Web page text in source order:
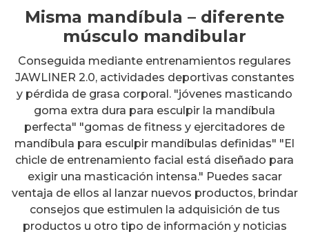
Misma mandíbula – diferente
músculo mandibular
Conseguida mediante entrenamientos regulares
JAWLINER 2.0, actividades deportivas constantes
y pérdida de grasa corporal. "jóvenes masticando
goma extra dura para esculpir la mandíbula
perfecta" "gomas de fitness y ejercitadores de
mandíbula para esculpir mandíbulas definidas" "El
chicle de entrenamiento facial está diseñado para
exigir una masticación intensa." Puedes sacar
ventaja de ellos al lanzar nuevos productos, brindar
consejos que estimulen la adquisición de tus
productos u otro tipo de información y noticias